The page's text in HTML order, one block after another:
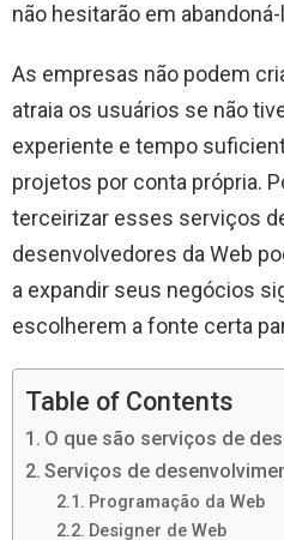
não hesitarão em
As empresas não podem
atraia os usuários se não
experiente e tempo
projetos por conta própria.
terceirizar esses serviços
desenvolvedores da Web
a expandir seus negócios
escolherem a fonte certa
Table of Contents
O que são serviços de
Serviços de
Programação da Web
Designer de Web